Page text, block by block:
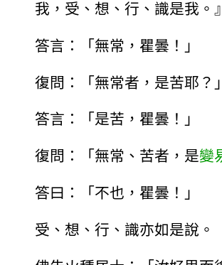
我，受、想、行、識是我。
答言：「無常，瞿曇！」
復問：「無常者，是苦耶？」
答言：「是苦，瞿曇！」
復問：「無常、苦者，是變
答曰：「不也，瞿曇！」
受、想、行、識亦如是說。